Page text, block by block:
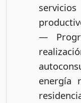
—
energía